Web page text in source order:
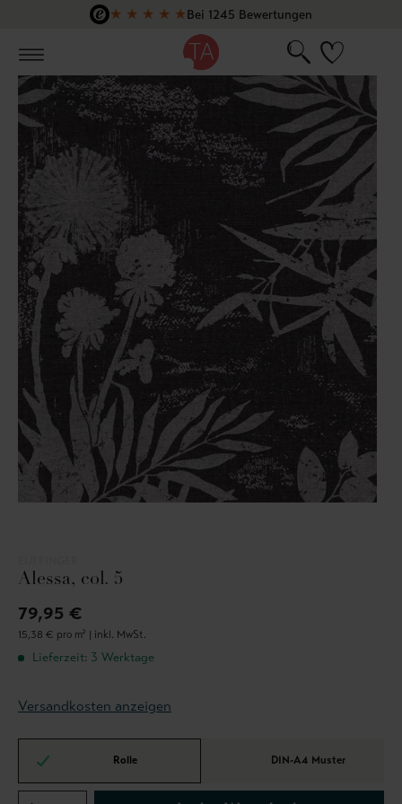
Zum Hauptinhalt springen
★ ★ ★ ★ ★Bei 1245 Bewertungen
Alessa, col. 5
79,95 €
15,38 € pro m² | inkl. MwSt.
Lieferzeit: 3 Werktage
Versandkosten anzeigen
Rolle DIN-A4 Muster